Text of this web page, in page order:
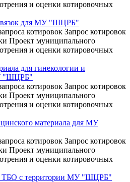
и оценки котировочных
для МУ "ШЦРБ"
котировок Запрос котировок
Проект муниципального
и оценки котировочных
для гинекологии и
"ШЦРБ"
котировок Запрос котировок
Проект муниципального
и оценки котировочных
материала для МУ
котировок Запрос котировок
Проект муниципального
и оценки котировочных
ТБО с территории МУ "ШЦРБ"